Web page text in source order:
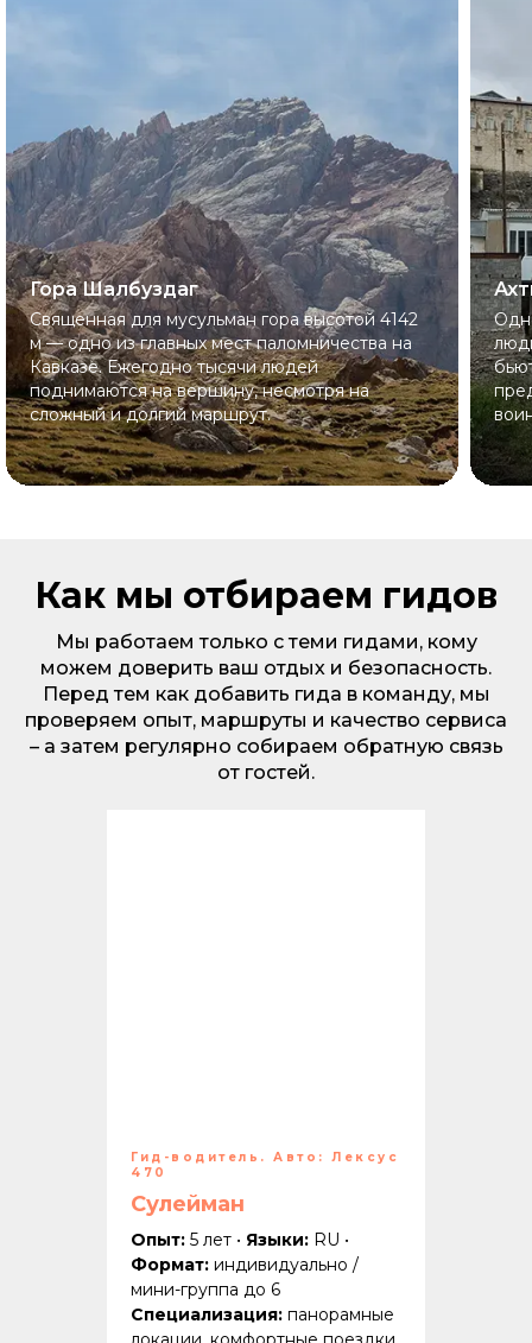
Гора Шалбуздаг
Священная для мусульман гора высотой 4142
м — одно из главных мест паломничества на
Кавказе. Ежегодно тысячи людей
поднимаются на вершину, несмотря на
сложный и долгий маршрут.
Как мы отбираем гидов
Мы работаем только с теми гидами, кому
можем доверить ваш отдых и безопасность.
Перед тем как добавить гида в команду, мы
проверяем опыт, маршруты и качество сервиса
– а затем регулярно собираем обратную связь
от гостей.
Гид-водитель. Авто: Лексус
470
Сулейман
Опыт: 5 лет • Языки: RU •
Формат: индивидуально /
мини-группа до 6
Специализация: панорамные